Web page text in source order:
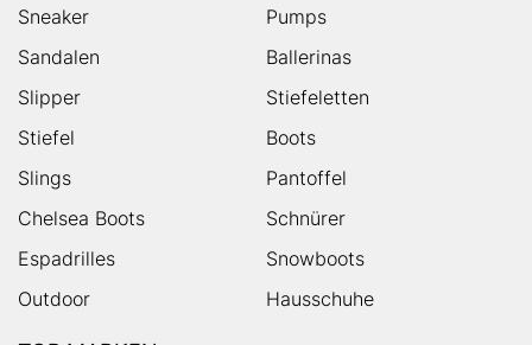
Sneaker
Pumps
Sandalen
Ballerinas
Slipper
Stiefeletten
Stiefel
Boots
Slings
Pantoffel
Chelsea Boots
Schnürer
Espadrilles
Snowboots
Outdoor
Hausschuhe